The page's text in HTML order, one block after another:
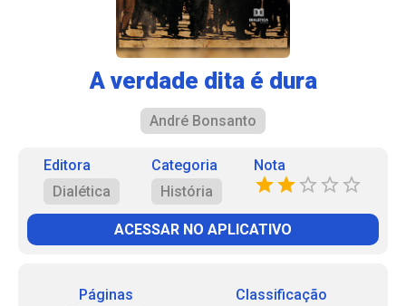
A verdade dita é dura
André Bonsanto
Editora
Dialética
Categoria
História
Nota
ACESSAR NO APLICATIVO
Páginas
Classificação